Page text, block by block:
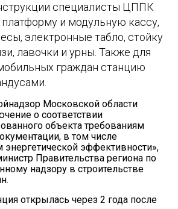
специалисты ЦППК
и модульную кассу,
электронные табло, стойку
лавочки и урны. Также для
граждан станцию
Московской области
о соответствии
объекта требованиям
в том числе
энергетической эффективности»,
Правительства региона по
надзору в строительстве
открылась через 2 года после